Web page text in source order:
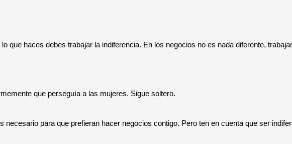
que haces debes trabajar la indiferencia. En los negocios no es nada diferente,
que perseguía a las mujeres. Sigue soltero.
necesario para que prefieran hacer negocios contigo. Pero ten en cuenta que ser